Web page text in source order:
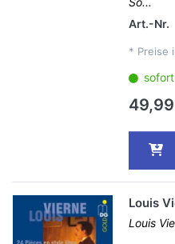
Art.-Nr.
* Preise
Louis
Louis